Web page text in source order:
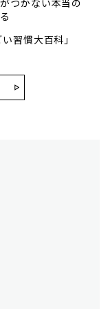
つかない本当の
い習慣大百科」